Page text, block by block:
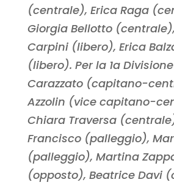
(centrale), Erica Raga
Giorgia Bellotto
Carpini (libero), Erica
(libero). Per la 1a
Carazzato (capitano-
Azzolin (vice capitano-
Chiara Traversa
Francisco (palleggio),
(palleggio), Martina
(opposto), Beatrice Davi